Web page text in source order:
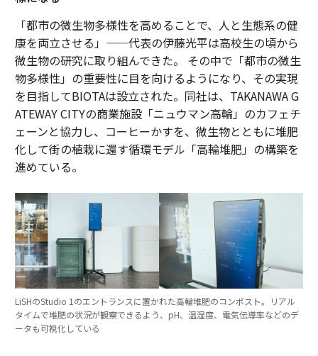
「都市の微生物多様性を高めることで、人と生態系の健
康を両立させる」——代表の伊藤光平は高校生の頃から
微生物の研究に取り組んできた。 その中で「都市の微生
物多様性」の重要性に目を向けるようになり、その実現
を目指してBIOTAは設立された。同社は、TAKANAWA G
ATEWAY CITYの商業施設「ニュウマン高輪」のカフェチ
ェーンと協力し、コーヒーかすを、微生物とともに堆肥
化して街の植栽に還す循環モデル「高輪堆肥」の構築を
進めている。
LiSHのStudio 1のエントランスに置かれた高輪堆肥のコンポスト。リアル
タイムで堆肥の状況が観察できるよう、pH、温湿度、電気伝導率などのデ
ータも可視化している